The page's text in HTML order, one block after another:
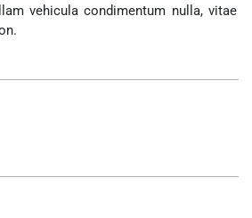
vehicula condimentum nulla, vitae